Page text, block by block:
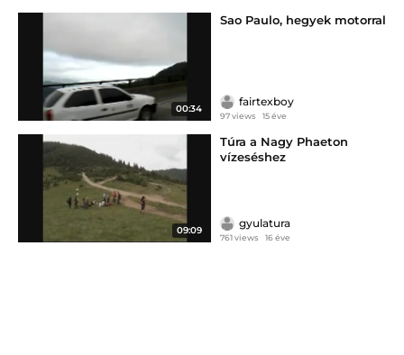
00:34
Sao Paulo, hegyek motorral
fairtexboy
97 views 15 éve
09:09
Túra a Nagy Phaeton
vízeséshez
gyulatura
761 views 16 éve